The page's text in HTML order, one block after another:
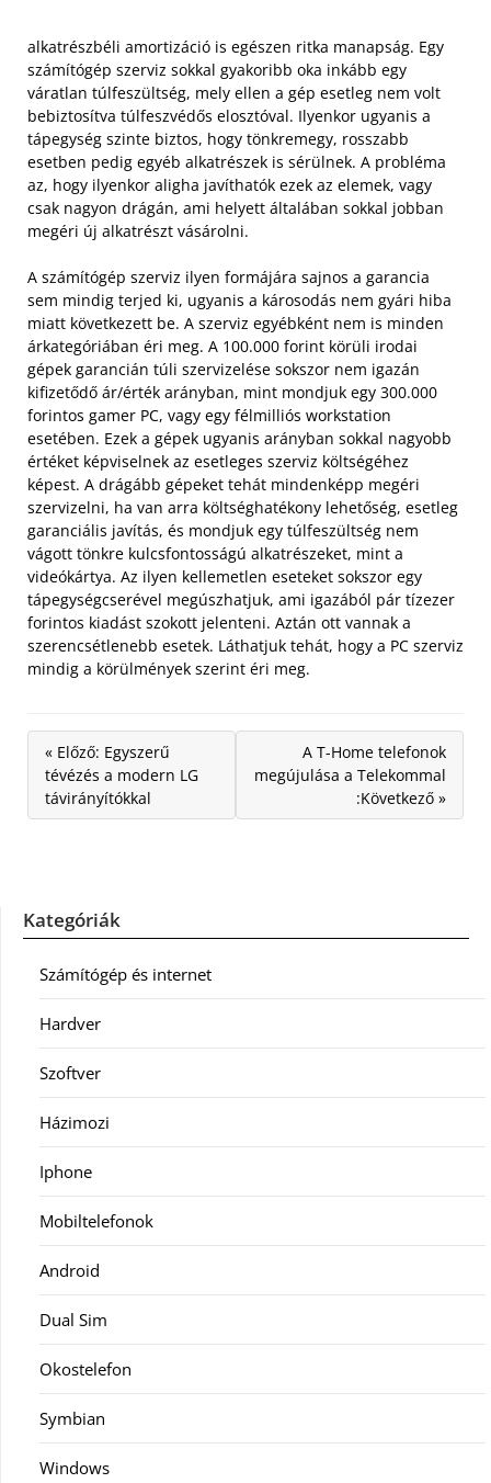
alkatrészbéli amortizáció is egészen ritka manapság. Egy
számítógép szerviz sokkal gyakoribb oka inkább egy
váratlan túlfeszültség, mely ellen a gép esetleg nem volt
bebiztosítva túlfeszvédős elosztóval. Ilyenkor ugyanis a
tápegység szinte biztos, hogy tönkremegy, rosszabb
esetben pedig egyéb alkatrészek is sérülnek. A probléma
az, hogy ilyenkor aligha javíthatók ezek az elemek, vagy
csak nagyon drágán, ami helyett általában sokkal jobban
megéri új alkatrészt vásárolni.
A számítógép szerviz ilyen formájára sajnos a garancia
sem mindig terjed ki, ugyanis a károsodás nem gyári hiba
miatt következett be. A szerviz egyébként nem is minden
árkategóriában éri meg. A 100.000 forint körüli irodai
gépek garancián túli szervizelése sokszor nem igazán
kifizetődő ár/érték arányban, mint mondjuk egy 300.000
forintos gamer PC, vagy egy félmilliós workstation
esetében. Ezek a gépek ugyanis arányban sokkal nagyobb
értéket képviselnek az esetleges szerviz költségéhez
képest. A drágább gépeket tehát mindenképp megéri
szervizelni, ha van arra költséghatékony lehetőség, esetleg
garanciális javítás, és mondjuk egy túlfeszültség nem
vágott tönkre kulcsfontosságú alkatrészeket, mint a
videókártya. Az ilyen kellemetlen eseteket sokszor egy
tápegységcserével megúszhatjuk, ami igazából pár tízezer
forintos kiadást szokott jelenteni. Aztán ott vannak a
szerencsétlenebb esetek. Láthatjuk tehát, hogy a PC szerviz
mindig a körülmények szerint éri meg.
« Előző: Egyszerű
tévézés a modern LG
távirányítókkal
A T-Home telefonok
megújulása a Telekommal
:Következő »
Kategóriák
Számítógép és internet
Hardver
Szoftver
Házimozi
Iphone
Mobiltelefonok
Android
Dual Sim
Okostelefon
Symbian
Windows